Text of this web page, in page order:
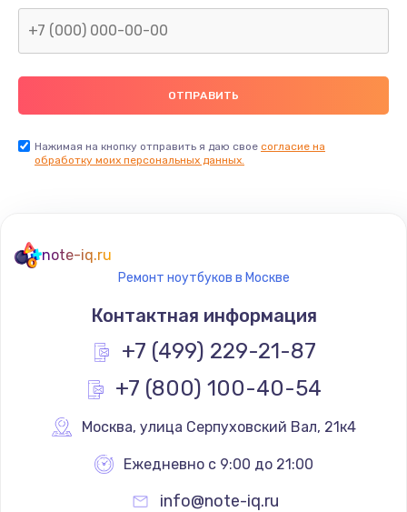
Нажимая на кнопку отправить я даю свое согласие на
обработку моих персональных данных.
note-iq.ru
Ремонт ноутбуков в Москве
Контактная информация
+7 (499) 229-21-87
+7 (800) 100-40-54
Москва, улица Серпуховский Вал, 21к4
Ежедневно с 9:00 до 21:00
info@note-iq.ru